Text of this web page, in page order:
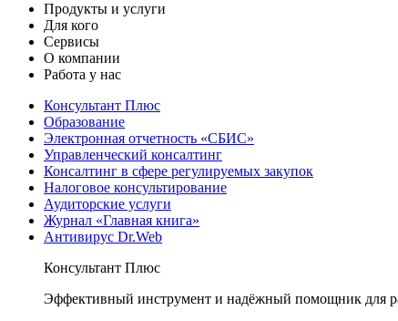
Продукты и услуги
Для кого
Сервисы
О компании
Работа у нас
Консультант Плюс
Образование
Электронная отчетность «СБИС»
Управленческий консалтинг
Консалтинг в сфере регулируемых закупок
Налоговое консультирование
Аудиторские услуги
Журнал «Главная книга»
Антивирус Dr.Web
Консультант Плюс
Эффективный инструмент и надёжный помощник для